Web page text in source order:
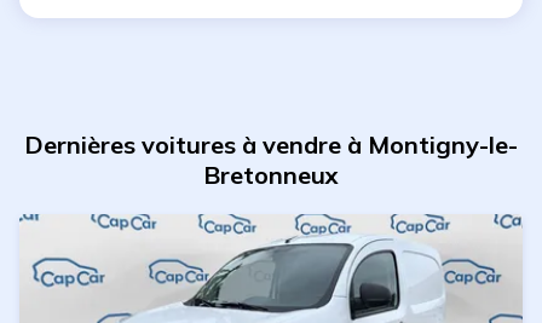
Dernières voitures à vendre à Montigny-le-
Bretonneux